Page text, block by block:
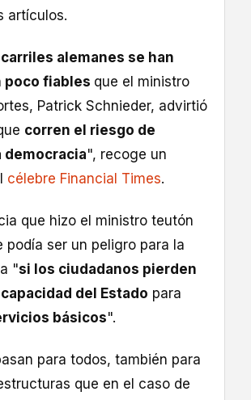
artículos.
alemanes se han
poco fiables que el ministro
Patrick Schnieder, advirtió
corren el riesgo de
democracia", recoge un
célebre Financial Times.
que hizo el ministro teutón
podía ser un peligro para la
"si los ciudadanos pierden
capacidad del Estado para
básicos".
para todos, también para
que en el caso de